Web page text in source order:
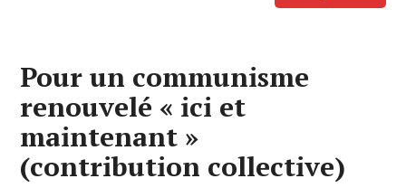
Pour un communisme
renouvelé « ici et
maintenant »
(contribution collective)